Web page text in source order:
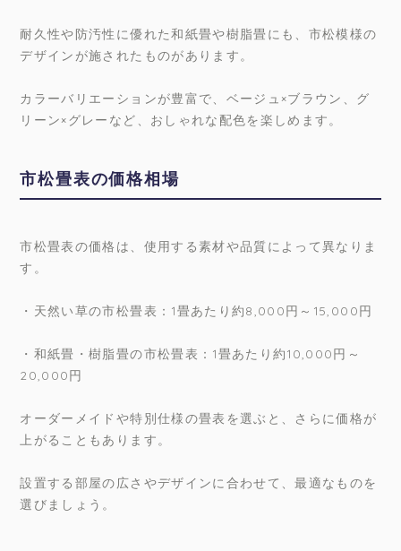
耐久性や防汚性に優れた和紙畳や樹脂畳にも、市松模様の
デザインが施されたものがあります。
カラーバリエーションが豊富で、ベージュ×ブラウン、グ
リーン×グレーなど、おしゃれな配色を楽しめます。
市松畳表の価格相場
市松畳表の価格は、使用する素材や品質によって異なりま
す。
・天然い草の市松畳表：1畳あたり約8,000円～15,000円
・和紙畳・樹脂畳の市松畳表：1畳あたり約10,000円～
20,000円
オーダーメイドや特別仕様の畳表を選ぶと、さらに価格が
上がることもあります。
設置する部屋の広さやデザインに合わせて、最適なものを
選びましょう。